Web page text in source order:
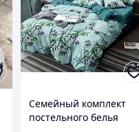
Семейный комплект
постельного белья